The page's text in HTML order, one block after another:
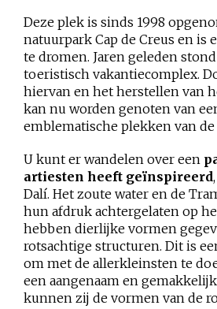
Deze plek is sinds 1998
natuurpark Cap de Creus en is
te dromen. Jaren geleden
toeristisch vakantiecomplex.
hiervan en het herstellen van
kan nu worden genoten van
emblematische plekken van de
U kunt er wandelen over een
artiesten heeft geïnspireerd
Dalí. Het zoute water en de
hun afdruk achtergelaten op
hebben dierlijke vormen
rotsachtige structuren. Dit is
om met de allerkleinsten te
een aangenaam en
kunnen zij de vormen van de